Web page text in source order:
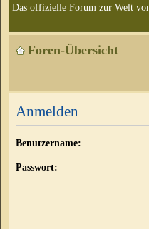
Das offizielle Forum zur Welt
Foren-Übersicht
Anmelden
Benutzername:
Passwort: